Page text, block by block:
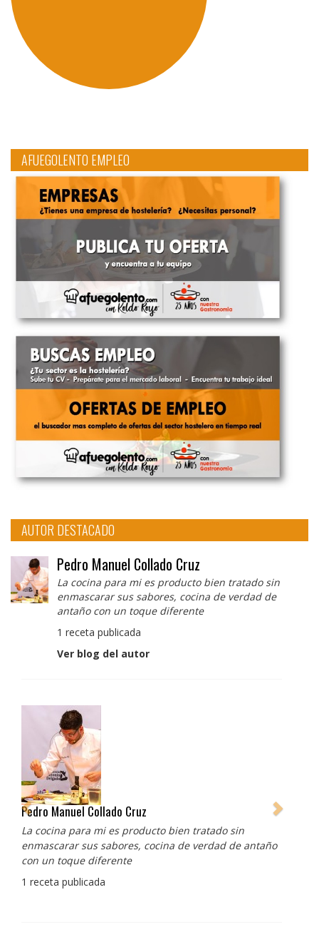
AFUEGOLENTO EMPLEO
AUTOR DESTACADO
Pedro Manuel Collado Cruz
La cocina para mi es producto bien tratado sin
enmascarar sus sabores, cocina de verdad de
antaño con un toque diferente
1 receta publicada
Ver blog del autor
Pedro Manuel Collado Cruz
La cocina para mi es producto bien tratado sin
enmascarar sus sabores, cocina de verdad de antaño
con un toque diferente
1 receta publicada